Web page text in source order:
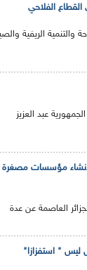
الفلاحي
والتنمية الريفية
عبد العزيز
لإنشاء مؤسسات
العاصمة عن عدة